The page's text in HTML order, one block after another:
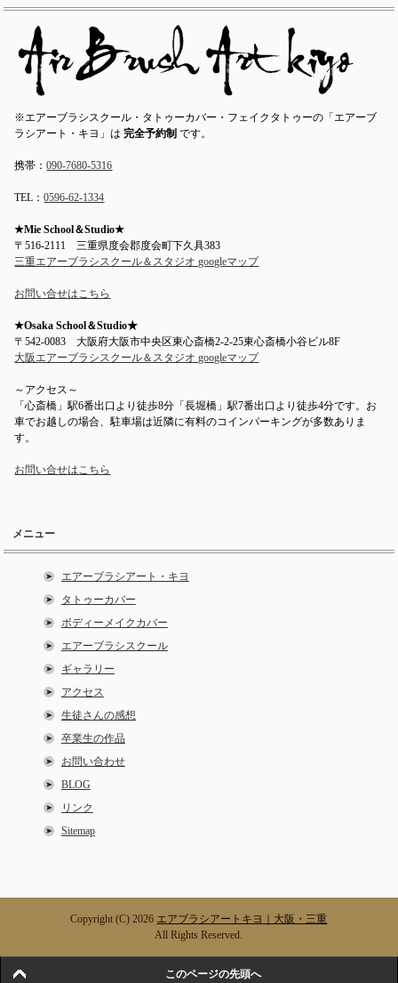
※エアーブラシスクール・タトゥーカバー・フェイクタトゥーの「エアーブ
ラシアート・キヨ」は完全予約制 です。
携帯：090-7680-5316
TEL：0596-62-1334
★Mie School＆Studio★
〒516-2111 三重県度会郡度会町下久具383
三重エアーブラシスクール＆スタジオ googleマップ
お問い合せはこちら
★Osaka School＆Studio★
〒542-0083 大阪府大阪市中央区東心斎橋2-2-25東心斎橋小谷ビル8F
大阪エアーブラシスクール＆スタジオ googleマップ
～アクセス～
「心斎橋」駅6番出口より徒歩8分「長堀橋」駅7番出口より徒歩4分です。お
車でお越しの場合、駐車場は近隣に有料のコインパーキングが多数ありま
す。
お問い合せはこちら
メニュー
エアーブラシアート・キヨ
タトゥーカバー
ボディーメイクカバー
エアーブラシスクール
ギャラリー
アクセス
生徒さんの感想
卒業生の作品
お問い合わせ
BLOG
リンク
Sitemap
Copyright (C) 2026 エアブラシアートキヨ｜大阪・三重
All Rights Reserved.
このページの先頭へ